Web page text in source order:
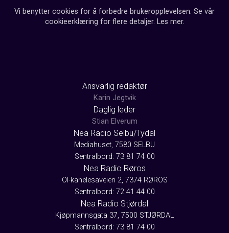
Vi benytter cookies for å forbedre brukeropplevelsen. Se vår
cookieerklæring for flere detaljer. Les mer.
Ansvarlig redaktør
Karin Jegtvik
Daglig leder
Stian Elverum
Nea Radio Selbu/Tydal
Mediahuset, 7580 SELBU
Sentralbord: 73 81 74 00
Nea Radio Røros
Ol-kanelesaveien 2, 7374 RØROS
Sentralbord: 72 41 44 00
Nea Radio Stjørdal
Kjøpmannsgata 37, 7500 STJØRDAL
Sentralbord: 73 81 74 00